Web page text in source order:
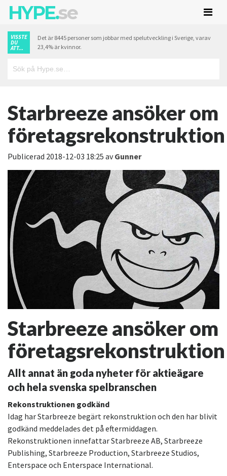
HYPE.se
VISSTE
DU
ATT...
Det är 8445 personer som jobbar med spelutveckling i Sverige, varav
23,4% är kvinnor.
Starbreeze ansöker om
företagsrekonstruktion
Publicerad 2018-12-03 18:25 avGunner
Starbreeze ansöker om
företagsrekonstruktion
Allt annat än goda nyheter för aktieägare
och hela svenska spelbranschen
Rekonstruktionen godkänd
Idag har Starbreeze begärt rekonstruktion och den har blivit
godkänd meddelades det på eftermiddagen.
Rekonstruktionen innefattar Starbreeze AB, Starbreeze
Publishing, Starbreeze Production, Starbreeze Studios,
Enterspace och Enterspace International.